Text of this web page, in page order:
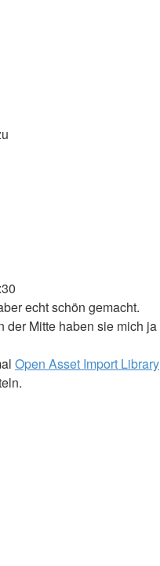
echt schön gemacht.
der Mitte haben sie mich ja
Open Asset Import Library